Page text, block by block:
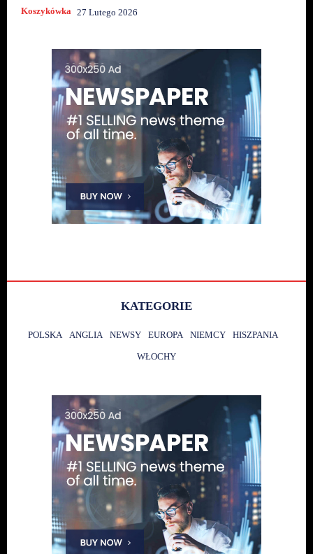
Koszykówka 27 Lutego 2026
KATEGORIE
POLSKA ANGLIA NEWSY EUROPA NIEMCY HISZPANIA
WŁOCHY